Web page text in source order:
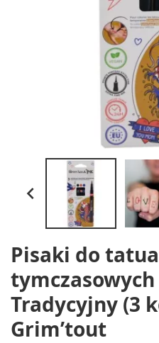

Pisaki do
Tradycyjny (3
Grim’tout